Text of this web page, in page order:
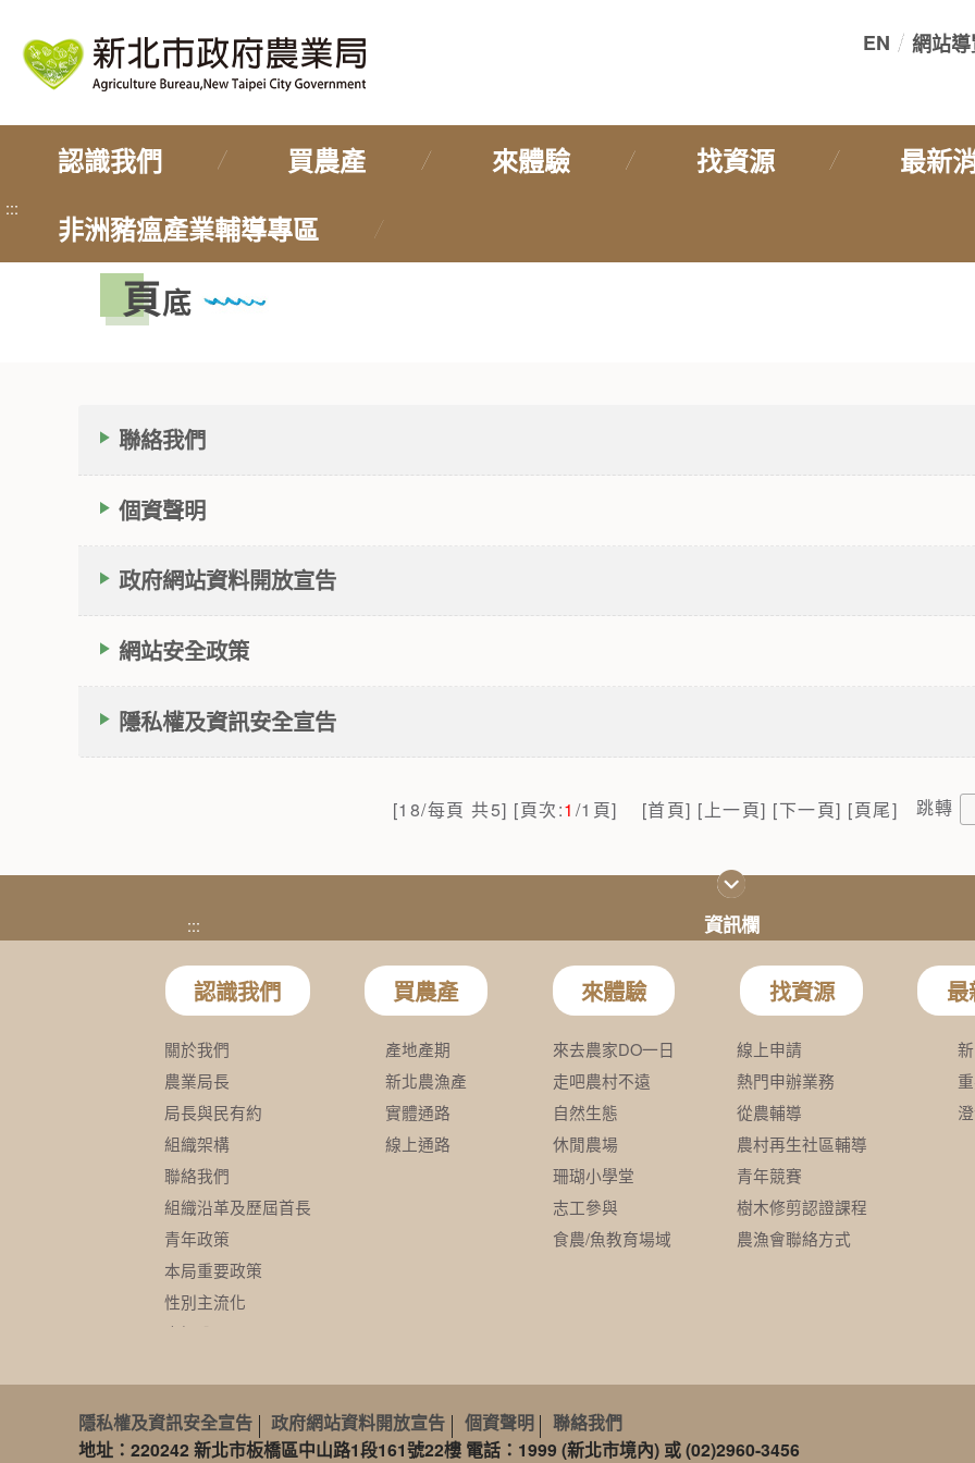
:::EN 網站
認識我們 買農產 來體驗 找資源
最新
非洲豬瘟產業輔導專區
:::
頁底
聯絡我們
個資聲明
政府網站資料開放宣告
網站安全政策
隱私權及資訊安全宣告
[18/每頁 共5] [頁次:1 /1頁] [首頁] [上一頁] [下一頁] [頁尾] 跳轉
:::
隱私權及資訊安全宣告 政府網站資料開放宣告 個資聲明
聯絡我們
地址：220242 新北市板橋區中山路1段161號22樓 電話：1999 (新北市境內) 或 (02)2960-3456